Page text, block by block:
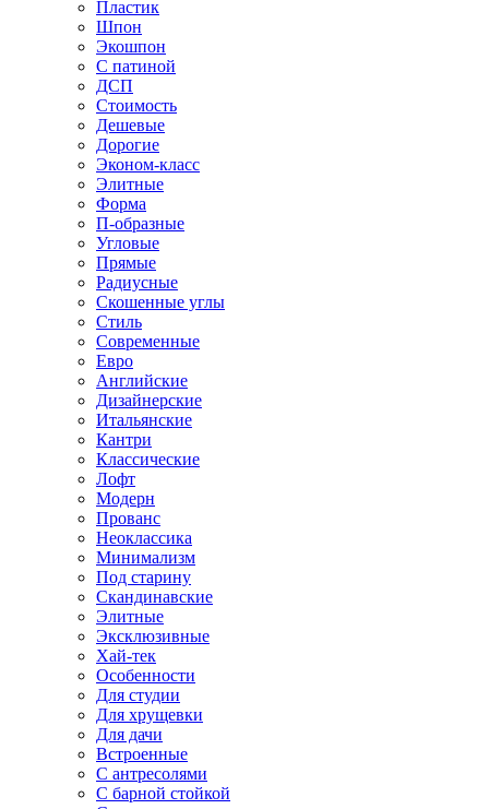
Пластик
Шпон
Экошпон
С патиной
ДСП
Стоимость
Дешевые
Дорогие
Эконом-класс
Элитные
Форма
П-образные
Угловые
Прямые
Радиусные
Скошенные углы
Стиль
Современные
Евро
Английские
Дизайнерские
Итальянские
Кантри
Классические
Лофт
Модерн
Прованс
Неоклассика
Минимализм
Под старину
Скандинавские
Элитные
Эксклюзивные
Хай-тек
Особенности
Для студии
Для хрущевки
Для дачи
Встроенные
С антресолями
С барной стойкой